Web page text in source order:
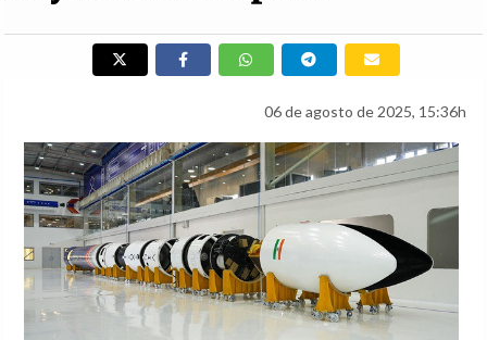
06 de agosto de 2025, 15:36h